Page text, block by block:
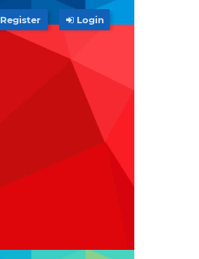
Register Login